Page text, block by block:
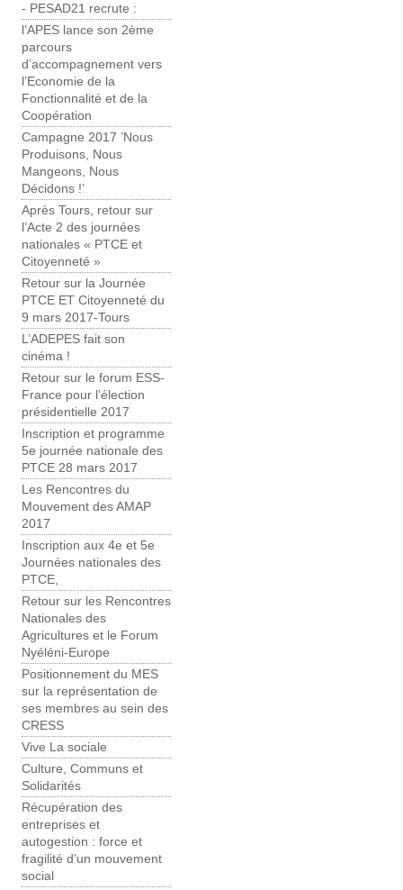
- PESAD21 recrute :
l’APES lance son 2ème
parcours
d’accompagnement vers
l’Economie de la
Fonctionnalité et de la
Coopération
Campagne 2017 ’Nous
Produisons, Nous
Mangeons, Nous
Décidons !’
Après Tours, retour sur
l’Acte 2 des journées
nationales « PTCE et
Citoyenneté »
Retour sur la Journée
PTCE ET Citoyenneté du
9 mars 2017-Tours
L’ADEPES fait son
cinéma !
Retour sur le forum ESS-
France pour l’élection
présidentielle 2017
Inscription et programme
5e journée nationale des
PTCE 28 mars 2017
Les Rencontres du
Mouvement des AMAP
2017
Inscription aux 4e et 5e
Journées nationales des
PTCE,
Retour sur les Rencontres
Nationales des
Agricultures et le Forum
Nyéléni-Europe
Positionnement du MES
sur la représentation de
ses membres au sein des
CRESS
Vive La sociale
Culture, Communs et
Solidarités
Récupération des
entreprises et
autogestion : force et
fragilité d’un mouvement
social